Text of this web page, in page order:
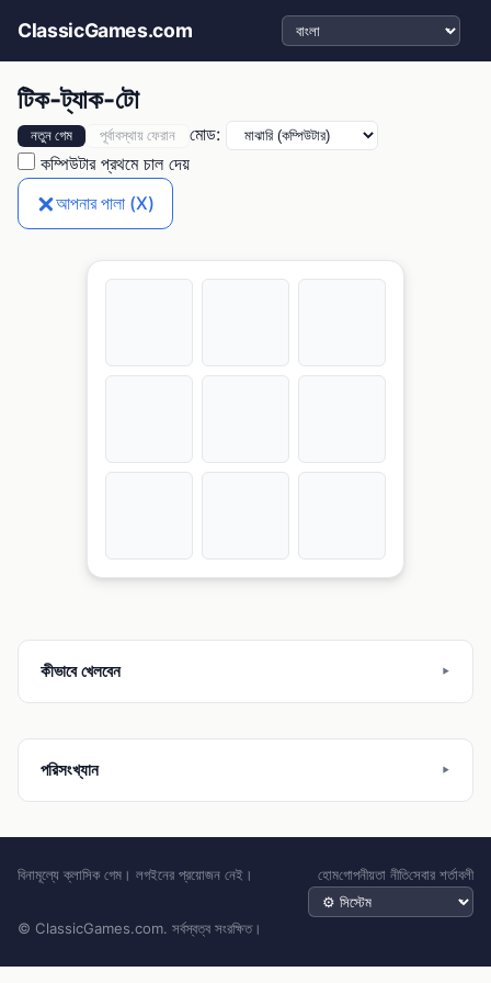
ClassicGames.com ভাষা নির্বাচন করুন
টিক-ট্যাক-টো
নতুন গেম পূর্বাবস্থায় ফেরান
মোড:
কম্পিউটার প্রথমে চাল দেয়
আপনার পালা (X)
কীভাবে খেলবেন
পরিসংখ্যান
বিনামূল্যে ক্লাসিক গেম। লগইনের প্রয়োজন নেই। হোমগোপনীয়তা নীতিসেবার শর্তাবলী
থিম
© ClassicGames.com. সর্বস্বত্ব সংরক্ষিত।